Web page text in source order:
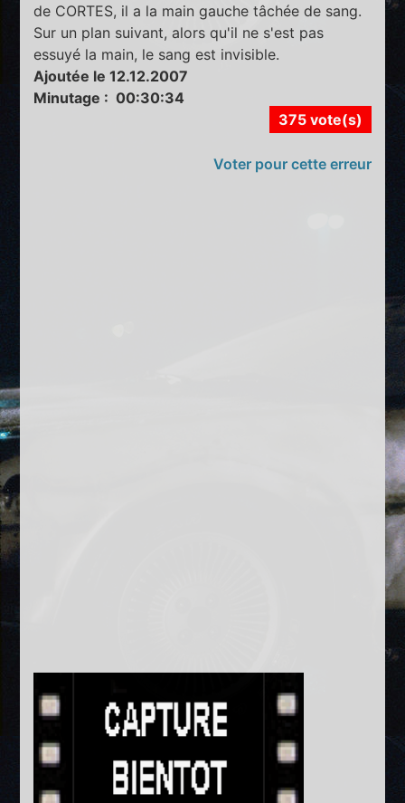
de CORTES, il a la main gauche tâchée de sang.
Sur un plan suivant, alors qu'il ne s'est pas
essuyé la main, le sang est invisible.
Ajoutée le 12.12.2007
Minutage : 00:30:34
375 vote(s)
Voter pour cette erreur